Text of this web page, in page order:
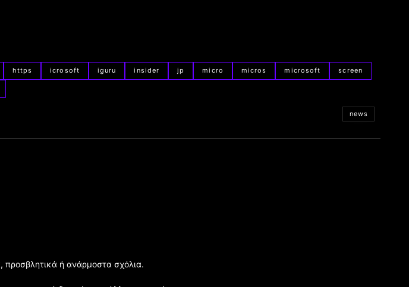
https icrosoft iguru insider jp micro micros microsoft screen
news
προσβλητικά ή ανάρμοστα σχόλια.